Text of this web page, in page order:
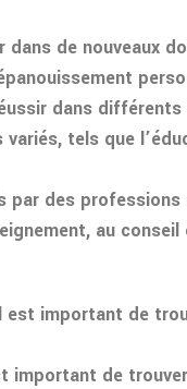
dans de nouveaux
dans
tels que
des
au
important de
de